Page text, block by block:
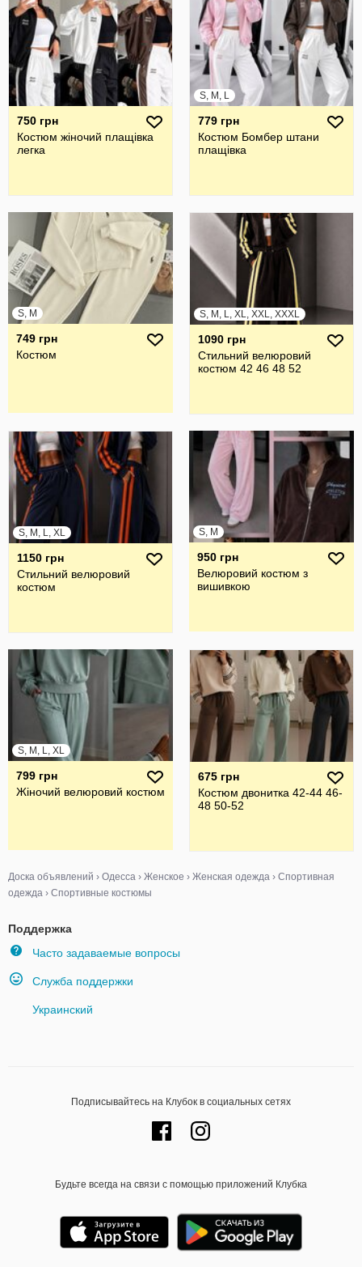
750 грн
Костюм жіночий плащівка
легка
S, M, L
779 грн
Костюм Бомбер штани
плащівка
S, M
749 грн
Костюм
S, M, L, XL, XXL, XXXL
1090 грн
Стильний велюровий
костюм 42 46 48 52
S, M, L, XL
1150 грн
Стильний велюровий
костюм
S, M
950 грн
Велюровий костюм з
вишивкою
S, M, L, XL
799 грн
Жіночий велюровий костюм
675 грн
Костюм двонитка 42-44 46-
48 50-52
Доска объявлений › Одесса › Женское › Женская одежда › Спортивная
одежда › Спортивные костюмы
Поддержка
Часто задаваемые вопросы
Служба поддержки
Украинский
Подписывайтесь на Клубок в социальных сетях
Будьте всегда на связи с помощью приложений Клубка